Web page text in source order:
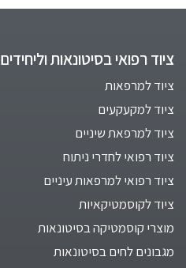
ציוד רפואי בסיטונאות וליחידים
ציוד למרפאות
ציוד למקעקעים
ציוד למרפאת שיניים
ציוד רפואי לחדרי ניתוח
ציוד רפואי למרפאות עיניים
ציוד לקוסמטיקאיות
מוצרי קוסמטיקה בסיטונאות
מגבונים לחים בסיטונאות